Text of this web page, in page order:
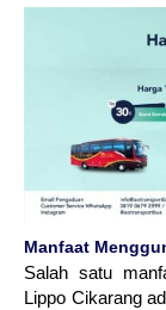
Manfaat
Salah satu
Lippo Cikarang